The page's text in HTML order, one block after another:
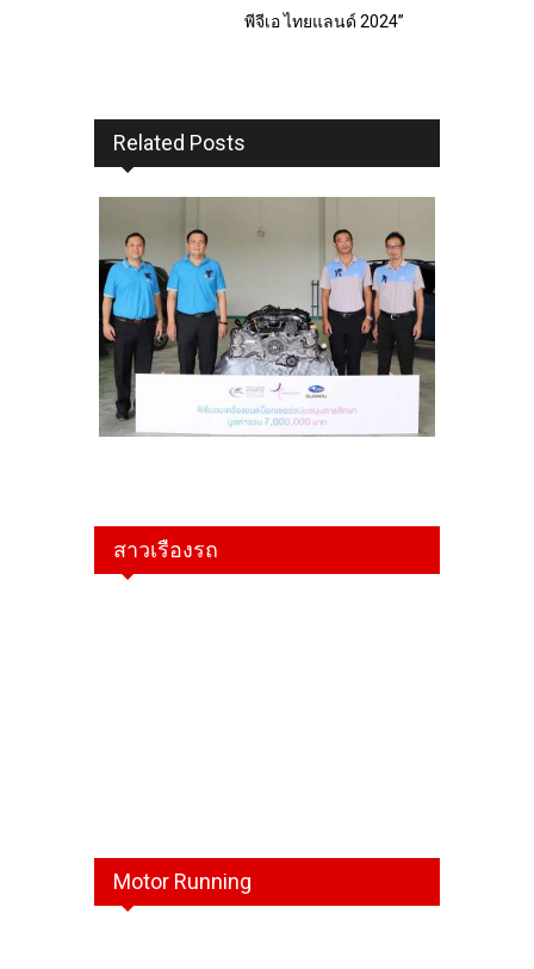
พีจีเอ ไทยแลนด์ 2024”
Related Posts
สาวเรืองรถ
Motor Running